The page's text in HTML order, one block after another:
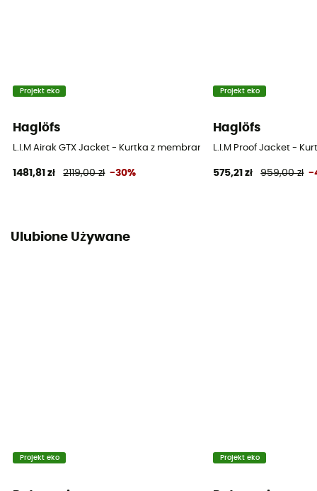
Projekt eko
Haglöfs
L.I.M Airak GTX Jacket - Kurtka z membraną meska
1481,81 zł 2119,00 zł -30%
Projekt eko
Haglöfs
L.I.M Proof Jacket -
575,21 zł 959,00 zł -
Ulubione Używane
Projekt eko Projekt eko